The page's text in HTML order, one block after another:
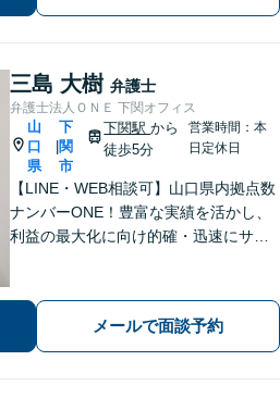
三島 大樹 弁護士
弁護士法人ＯＮＥ 下関オフィス
山
口
県
下
関
市
下関駅から
徒歩5分
営業時間：本
日定休日
【LINE・WEB相談可】山口県内拠点数
ナンバーONE！豊富な実績を活かし、
利益の最大化に向け的確・迅速にサポ
問題／交通事故等、あなたの味方とし
て尽力します【完全個室】【下関駅5
分】
メールで面談予約